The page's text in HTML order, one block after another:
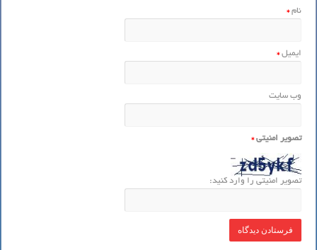
نام*
ایمیل*
وب‌ سایت
تصویر امنیتی*
تصویر امنیتی را وارد کنید: